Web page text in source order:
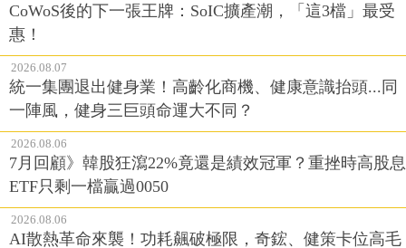
CoWoS後的下一張王牌：SoIC擴產潮，「這3檔」最受
惠！
2026.08.07
統一集團退出健身業！高齡化商機、健康意識抬頭...同
一陣風，健身三巨頭命運大不同？
2026.08.06
7月回顧》韓股狂瀉22%竟還是績效冠軍？重挫時高股息
ETF只剩一檔贏過0050
2026.08.06
AI散熱革命來襲！功耗飆破極限，奇鋐、健策卡位高毛